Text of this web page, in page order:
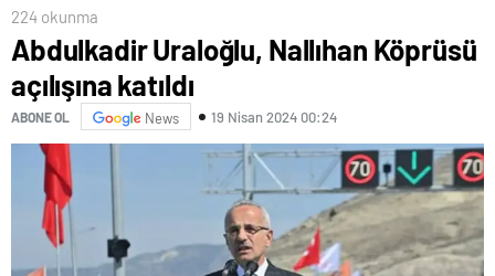
224 okunma
Abdulkadir Uraloğlu, Nallıhan Köprüsü
açılışına katıldı
ABONE OL News 19 Nisan 2024 00:24